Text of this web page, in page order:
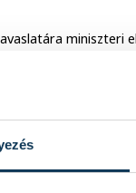
miniszteri